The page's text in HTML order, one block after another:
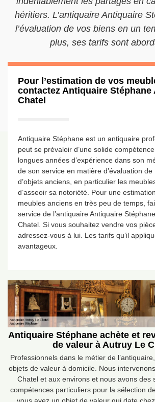
héritiers. L’antiquaire Antiquaire
l’évaluation de vos biens en un
plus, ses tarifs sont
Pour l’estimation de vos
contactez Antiquaire Stéphane
Chatel
Antiquaire Stéphane est un antiquaire
peut se prévaloir d’une solide
longues années d’expérience dans son
de son service en matière d’évaluation
d’objets anciens, en particulier les
d’asseoir sa notoriété. Pour une
meubles anciens en très peu de temps,
service de l’antiquaire Antiquaire
Chatel. Si vous souhaitez vendre vos
adressez-vous à lui. Les tarifs qu’il
avantageux.
Antiquaire Stéphane achète et
de valeur à Autruy Le
Professionnels dans le métier de
objets de valeur à domicile. Nous
Chatel et aux environs et nous avons des
compétences particuliers pour la sélection
vous avez un objet de valeur qui date